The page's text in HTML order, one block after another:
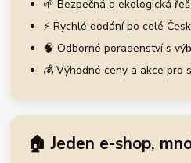
🌱 Bezpečná a ekologická
⚡ Rychlé dodání po celé
🧠 Odborné poradenství s
💰 Výhodné ceny a akce pro
🏠 Jeden e-shop,